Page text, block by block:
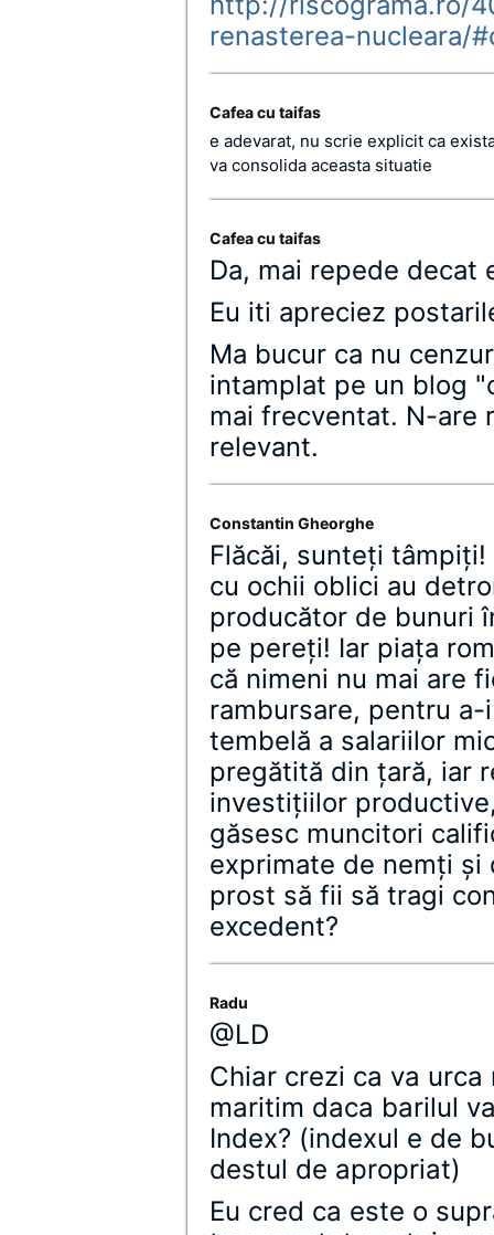
renasterea-nucleara/
Cafea cu taifas
e adevarat, nu scrie explicit ca
va consolida aceasta situatie
Cafea cu taifas
Da, mai repede decat
Eu iti apreciez
Ma bucur ca nu
intamplat pe un blog
mai frecventat. N-are
relevant.
Constantin Gheorghe
Flăcăi, sunteţi
cu ochii oblici au
producător de bunuri
pe pereţi! Iar piaţa
că nimeni nu mai are
rambursare, pentru
tembelă a salariilor
pregătită din ţară, iar
investiţiilor
găsesc muncitori
exprimate de nemţi şi
prost să fii să tragi
excedent?
Radu
@LD
Chiar crezi ca va
maritim daca barilul
Index? (indexul e de
destul de apropriat)
Eu cred ca este o